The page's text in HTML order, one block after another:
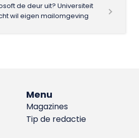
de deur uit? Universiteit
wil eigen mailomgeving
Menu
Magazines
Tip de redactie